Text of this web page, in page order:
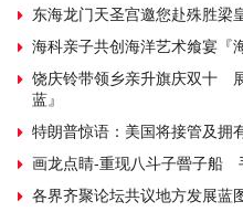
东海龙门天圣宫邀您赴殊胜梁
海科亲子共创海洋艺术飨宴『
饶庆铃带领乡亲升旗庆双十
蓝』
特朗普惊语：美国将接管及拥
画龙点睛-重现八斗子罾子船
各界齐聚论坛共议地方发展